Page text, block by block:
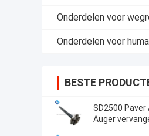
Onderdelen voor
Onderdelen voor
BESTE
SD2500 Paver
Auger